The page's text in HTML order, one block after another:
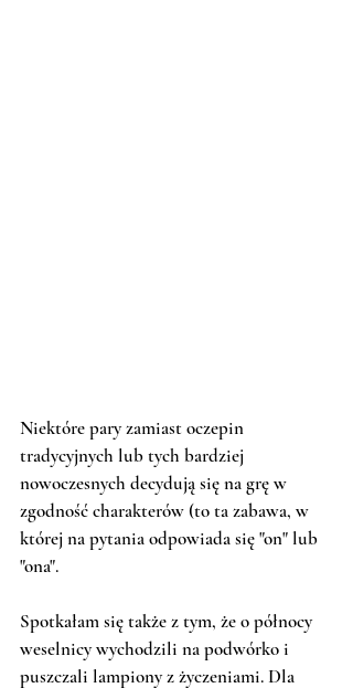
Niektóre pary zamiast oczepin
tradycyjnych lub tych bardziej
nowoczesnych decydują się na grę w
zgodność charakterów (to ta zabawa, w
której na pytania odpowiada się "on" lub
"ona".
Spotkałam się także z tym, że o północy
weselnicy wychodzili na podwórko i
puszczali lampiony z życzeniami. Dla